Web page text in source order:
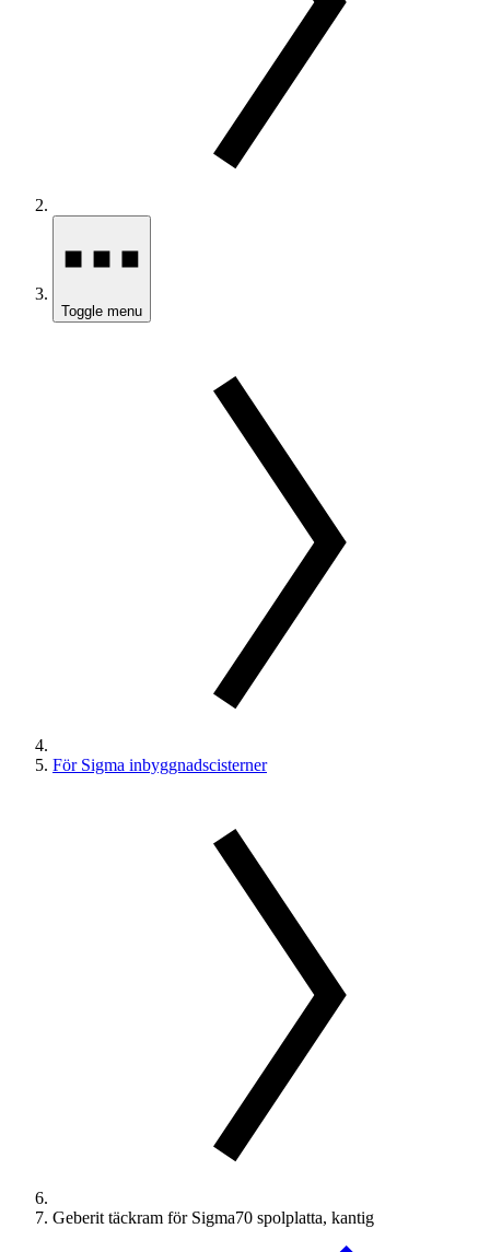
Toggle menu
För Sigma inbyggnadscisterner
Geberit täckram för Sigma70 spolplatta, kantig